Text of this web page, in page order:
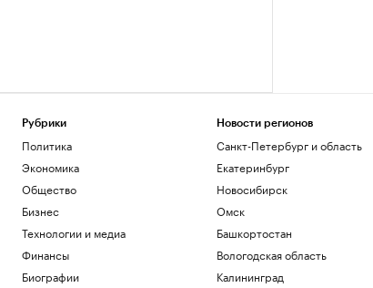
Рубрики
Политика
Экономика
Общество
Бизнес
Технологии и медиа
Финансы
Биографии
Новости регионов
Санкт-Петербург и область
Екатеринбург
Новосибирск
Омск
Башкортостан
Вологодская область
Калининград